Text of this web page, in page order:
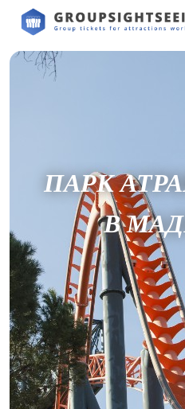
ПАРК
В